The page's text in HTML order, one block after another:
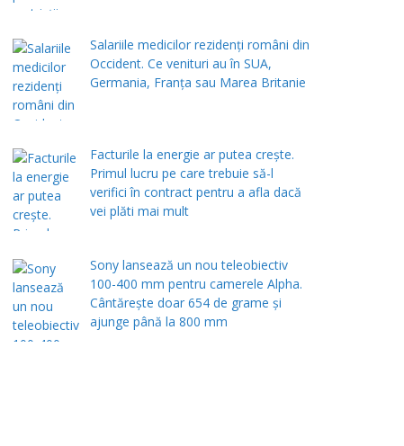
Salariile medicilor rezidenți români din
Occident. Ce venituri au în SUA,
Germania, Franța sau Marea Britanie
Facturile la energie ar putea crește.
Primul lucru pe care trebuie să-l
verifici în contract pentru a afla dacă
vei plăti mai mult
Sony lansează un nou teleobiectiv
100-400 mm pentru camerele Alpha.
Cântărește doar 654 de grame și
ajunge până la 800 mm